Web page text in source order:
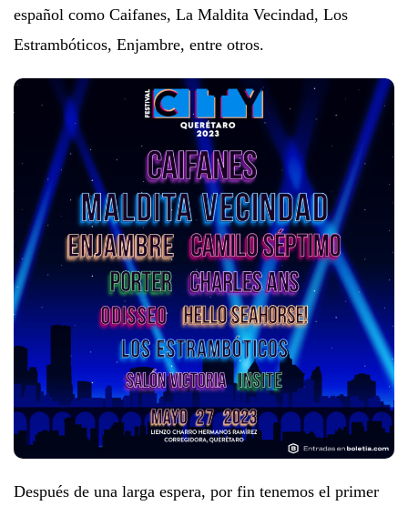
español como Caifanes, La Maldita Vecindad, Los
Estrambóticos, Enjambre, entre otros.
Después de una larga espera, por fin tenemos el primer